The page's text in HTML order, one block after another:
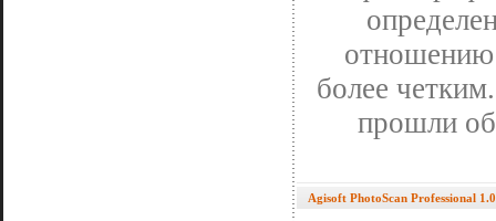
отношению
более
прошли
Agisoft PhotoScan Professional